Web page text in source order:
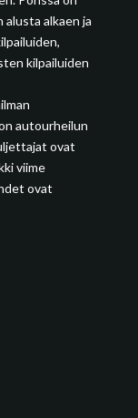
alkaen ja
kilpailuiden
autourheilun
ovat
viime
ovat